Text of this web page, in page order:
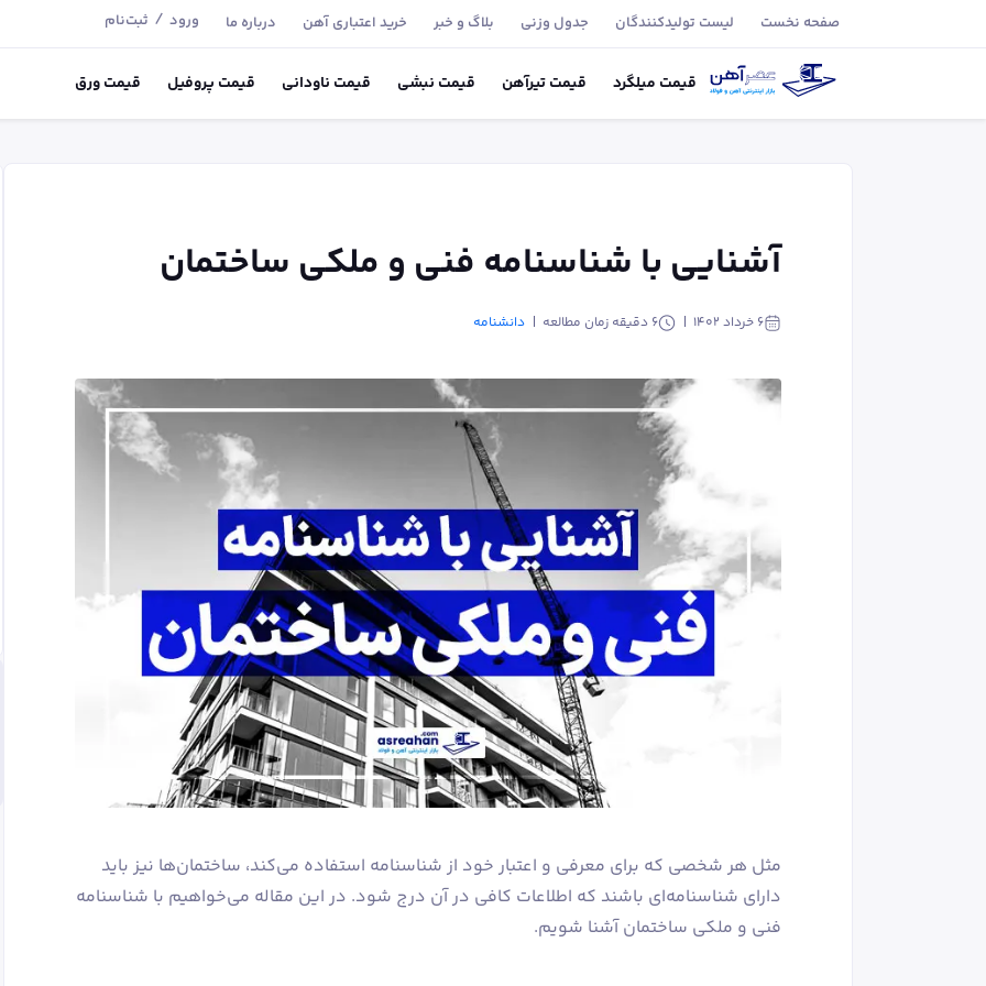
صفحه نخست لیست تولید‌کنندگان جدول وزنی بلاگ و خبر خرید اعتباری آهن درباره ما ورود / ثبت‌نام
قیمت میلگرد قیمتتیر‌آهن قیمت نبشی قیمت ناودانی قیمت پروفیل قیمتورق
آشنایی با شناسنامه فنی و ملکی ساختمان
۶ خرداد ۱۴۰۲ 6 دقیقه زمان مطالعه دانشنامه
مثل هر شخصی که برای معرفی و اعتبار خود از شناسنامه استفاده می‌کند، ساختمان‌ها نیز باید
دارای شناسنامه‌ای باشند که اطلاعات کافی در آن درج شود. در این مقاله می‌خواهیم با شناسنامه
فنی و ملکی ساختمان آشنا شویم.